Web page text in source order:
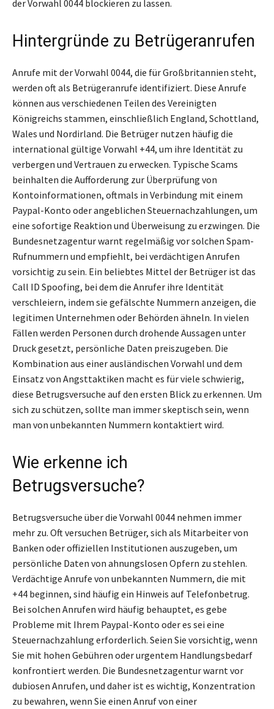
der Vorwahl 0044 blockieren zu lassen.
Hintergründe zu Betrügeranrufen
Anrufe mit der Vorwahl 0044, die für Großbritannien steht,
werden oft als Betrügeranrufe identifiziert. Diese Anrufe
können aus verschiedenen Teilen des Vereinigten
Königreichs stammen, einschließlich England, Schottland,
Wales und Nordirland. Die Betrüger nutzen häufig die
international gültige Vorwahl +44, um ihre Identität zu
verbergen und Vertrauen zu erwecken. Typische Scams
beinhalten die Aufforderung zur Überprüfung von
Kontoinformationen, oftmals in Verbindung mit einem
Paypal-Konto oder angeblichen Steuernachzahlungen, um
eine sofortige Reaktion und Überweisung zu erzwingen. Die
Bundesnetzagentur warnt regelmäßig vor solchen Spam-
Rufnummern und empfiehlt, bei verdächtigen Anrufen
vorsichtig zu sein. Ein beliebtes Mittel der Betrüger ist das
Call ID Spoofing, bei dem die Anrufer ihre Identität
verschleiern, indem sie gefälschte Nummern anzeigen, die
legitimen Unternehmen oder Behörden ähneln. In vielen
Fällen werden Personen durch drohende Aussagen unter
Druck gesetzt, persönliche Daten preiszugeben. Die
Kombination aus einer ausländischen Vorwahl und dem
Einsatz von Angsttaktiken macht es für viele schwierig,
diese Betrugsversuche auf den ersten Blick zu erkennen. Um
sich zu schützen, sollte man immer skeptisch sein, wenn
man von unbekannten Nummern kontaktiert wird.
Wie erkenne ich
Betrugsversuche?
Betrugsversuche über die Vorwahl 0044 nehmen immer
mehr zu. Oft versuchen Betrüger, sich als Mitarbeiter von
Banken oder offiziellen Institutionen auszugeben, um
persönliche Daten von ahnungslosen Opfern zu stehlen.
Verdächtige Anrufe von unbekannten Nummern, die mit
+44 beginnen, sind häufig ein Hinweis auf Telefonbetrug.
Bei solchen Anrufen wird häufig behauptet, es gebe
Probleme mit Ihrem Paypal-Konto oder es sei eine
Steuernachzahlung erforderlich. Seien Sie vorsichtig, wenn
Sie mit hohen Gebühren oder urgentem Handlungsbedarf
konfrontiert werden. Die Bundesnetzagentur warnt vor
dubiosen Anrufen, und daher ist es wichtig, Konzentration
zu bewahren, wenn Sie einen Anruf von einer